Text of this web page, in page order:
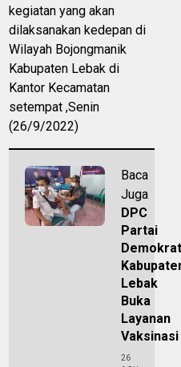
kegiatan yang akan
dilaksanakan kedepan di
Wilayah Bojongmanik
Kabupaten Lebak di
Kantor Kecamatan
setempat ,Senin
(26/9/2022)
Baca
Juga
DPC
Partai
Demokrat
Lebak
Buka
Layanan
Vaksinasi
26